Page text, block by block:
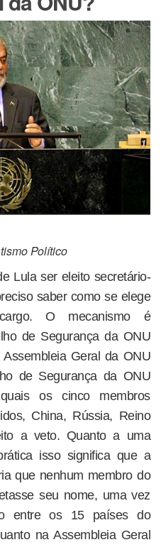
Político
Lula ser eleito secretário-
saber como se elege
O mecanismo é
de Segurança da ONU
Geral da ONU
de Segurança da ONU
os cinco membros
China, Rússia, Reino
a veto. Quanto a uma
isso significa que a
que nenhum membro do
seu nome, uma vez
entre os 15 países do
na Assembleia Geral